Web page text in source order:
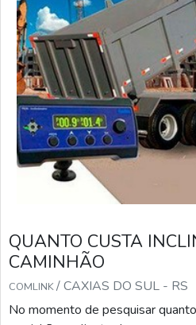
QUANTO CUSTA
CAMINHÃO
COMLINK/ CAXIAS DO SUL - RS
No momento de pesquisar